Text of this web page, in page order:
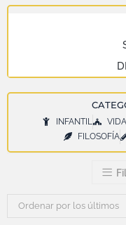
INFANTIL
FILOSOFÍA
Ordenar por los últimos